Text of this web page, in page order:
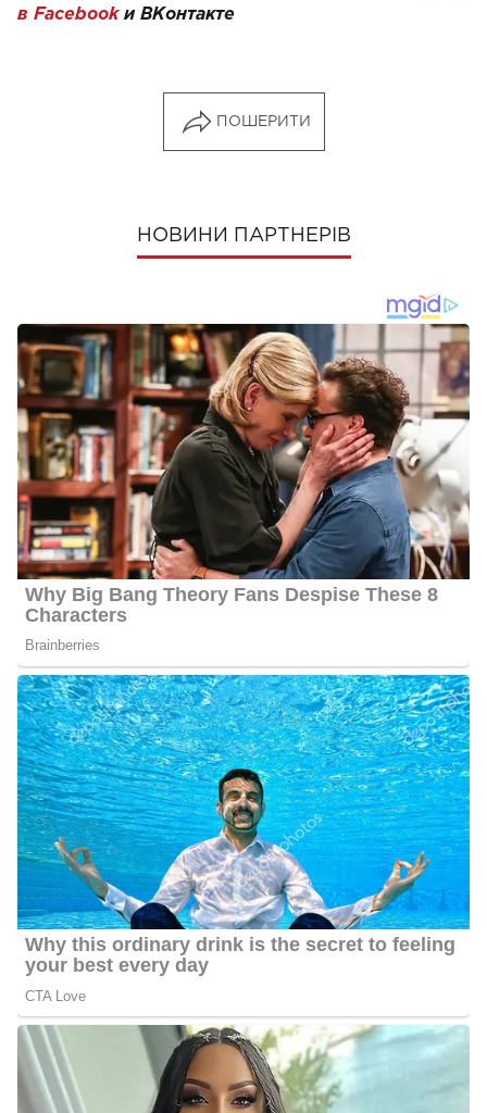
в Facebookи ВКонтакте
ПОШЕРИТИ
НОВИНИ ПАРТНЕРІВ